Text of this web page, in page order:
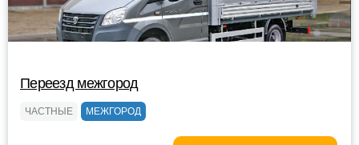
Переезд межгород
ЧАСТНЫЕ МЕЖГОРОД